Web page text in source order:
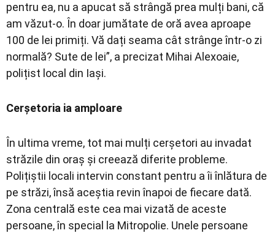
pentru ea, nu a apucat să strângă prea mulți bani, că
am văzut-o. În doar jumătate de oră avea aproape
100 de lei primiți. Vă dați seama cât strânge într-o zi
normală? Sute de lei”, a precizat Mihai Alexoaie,
polițist local din Iași.
Cerșetoria ia amploare
În ultima vreme, tot mai mulți cerșetori au invadat
străzile din oraș și creează diferite probleme.
Polițiștii locali intervin constant pentru a îi înlătura de
pe străzi, însă aceștia revin înapoi de fiecare dată.
Zona centrală este cea mai vizată de aceste
persoane, în special la Mitropolie. Unele persoane